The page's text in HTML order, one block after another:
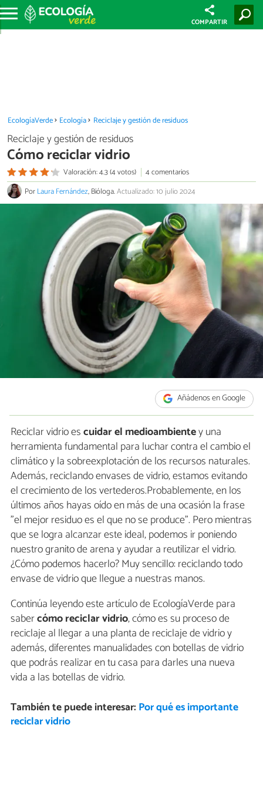
COMPARTIR
EcologíaVerde Ecología Reciclaje y gestión de residuos
Reciclaje y gestión de residuos
Cómo reciclar vidrio
Valoración: 4.3 (4 votos)
4 comentarios
PorLaura Fernández, Bióloga.Actualizado: 10 julio 2024
Añádenos en Google
Reciclar vidrio escuidar el medioambientey una
herramienta fundamental para luchar contra el cambio el
climático y la sobreexplotación de los recursos naturales.
Además, reciclando envases de vidrio, estamos evitando
el crecimiento de los vertederos.Probablemente, en los
últimos años hayas oído en más de una ocasión la frase
"el mejor residuo es el que no se produce". Pero mientras
que se logra alcanzar este ideal, podemos ir poniendo
nuestro granito de arena y ayudar a reutilizar el vidrio.
¿Cómo podemos hacerlo? Muy sencillo: reciclando todo
envase de vidrio que llegue a nuestras manos.
Continúa leyendo este artículo de EcologíaVerde para
sabercómo reciclar vidrio, cómo es su proceso de
reciclaje al llegar a una planta de reciclaje de vidrio y
además, diferentes manualidades con botellas de vidrio
que podrás realizar en tu casa para darles una nueva
vida a las botellas de vidrio.
También te puede interesar: Por qué es importante
reciclar vidrio